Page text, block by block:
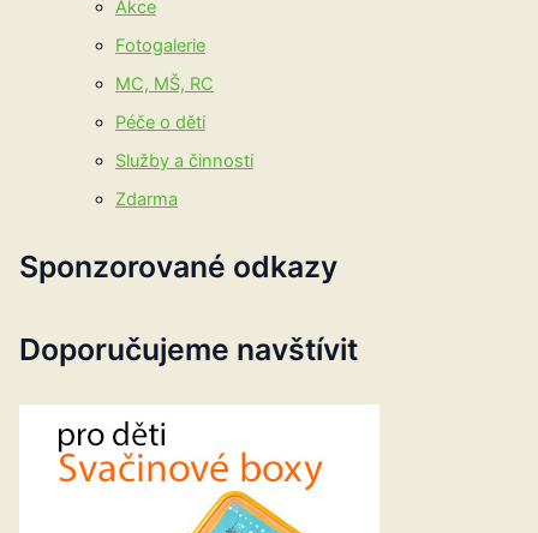
Akce
Fotogalerie
MC, MŠ, RC
Péče o děti
Služby a činnosti
Zdarma
Sponzorované odkazy
Doporučujeme navštívit